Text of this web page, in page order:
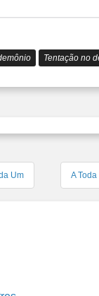
Tentação no
Um A